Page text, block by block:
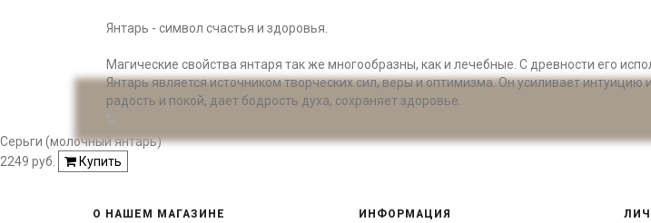
Янтарь - символ счастья и здоровья.
Магические свойства янтаря так же многообразны, как и лечебные. С древности его
Янтарь является источником творческих сил, веры и оптимизма. Он усиливает
радость и покой, дает бодрость духа, сохраняет здоровье.
Серьги (молочный янтарь)
2249 руб.
Купить
О НАШЕМ МАГАЗИНЕ ИНФОРМАЦИЯ